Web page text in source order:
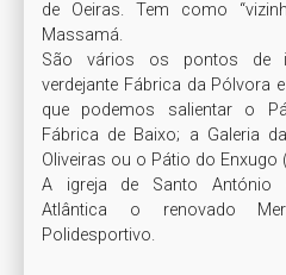
de Oeiras. Tem como
Massamá.
São vários os pontos de
verdejante Fábrica da Pólvora
que podemos salientar o
Fábrica de Baixo; a Galeria
Oliveiras ou o Pátio do Enxugo
A igreja de Santo António
Atlântica o renovado
Polidesportivo.